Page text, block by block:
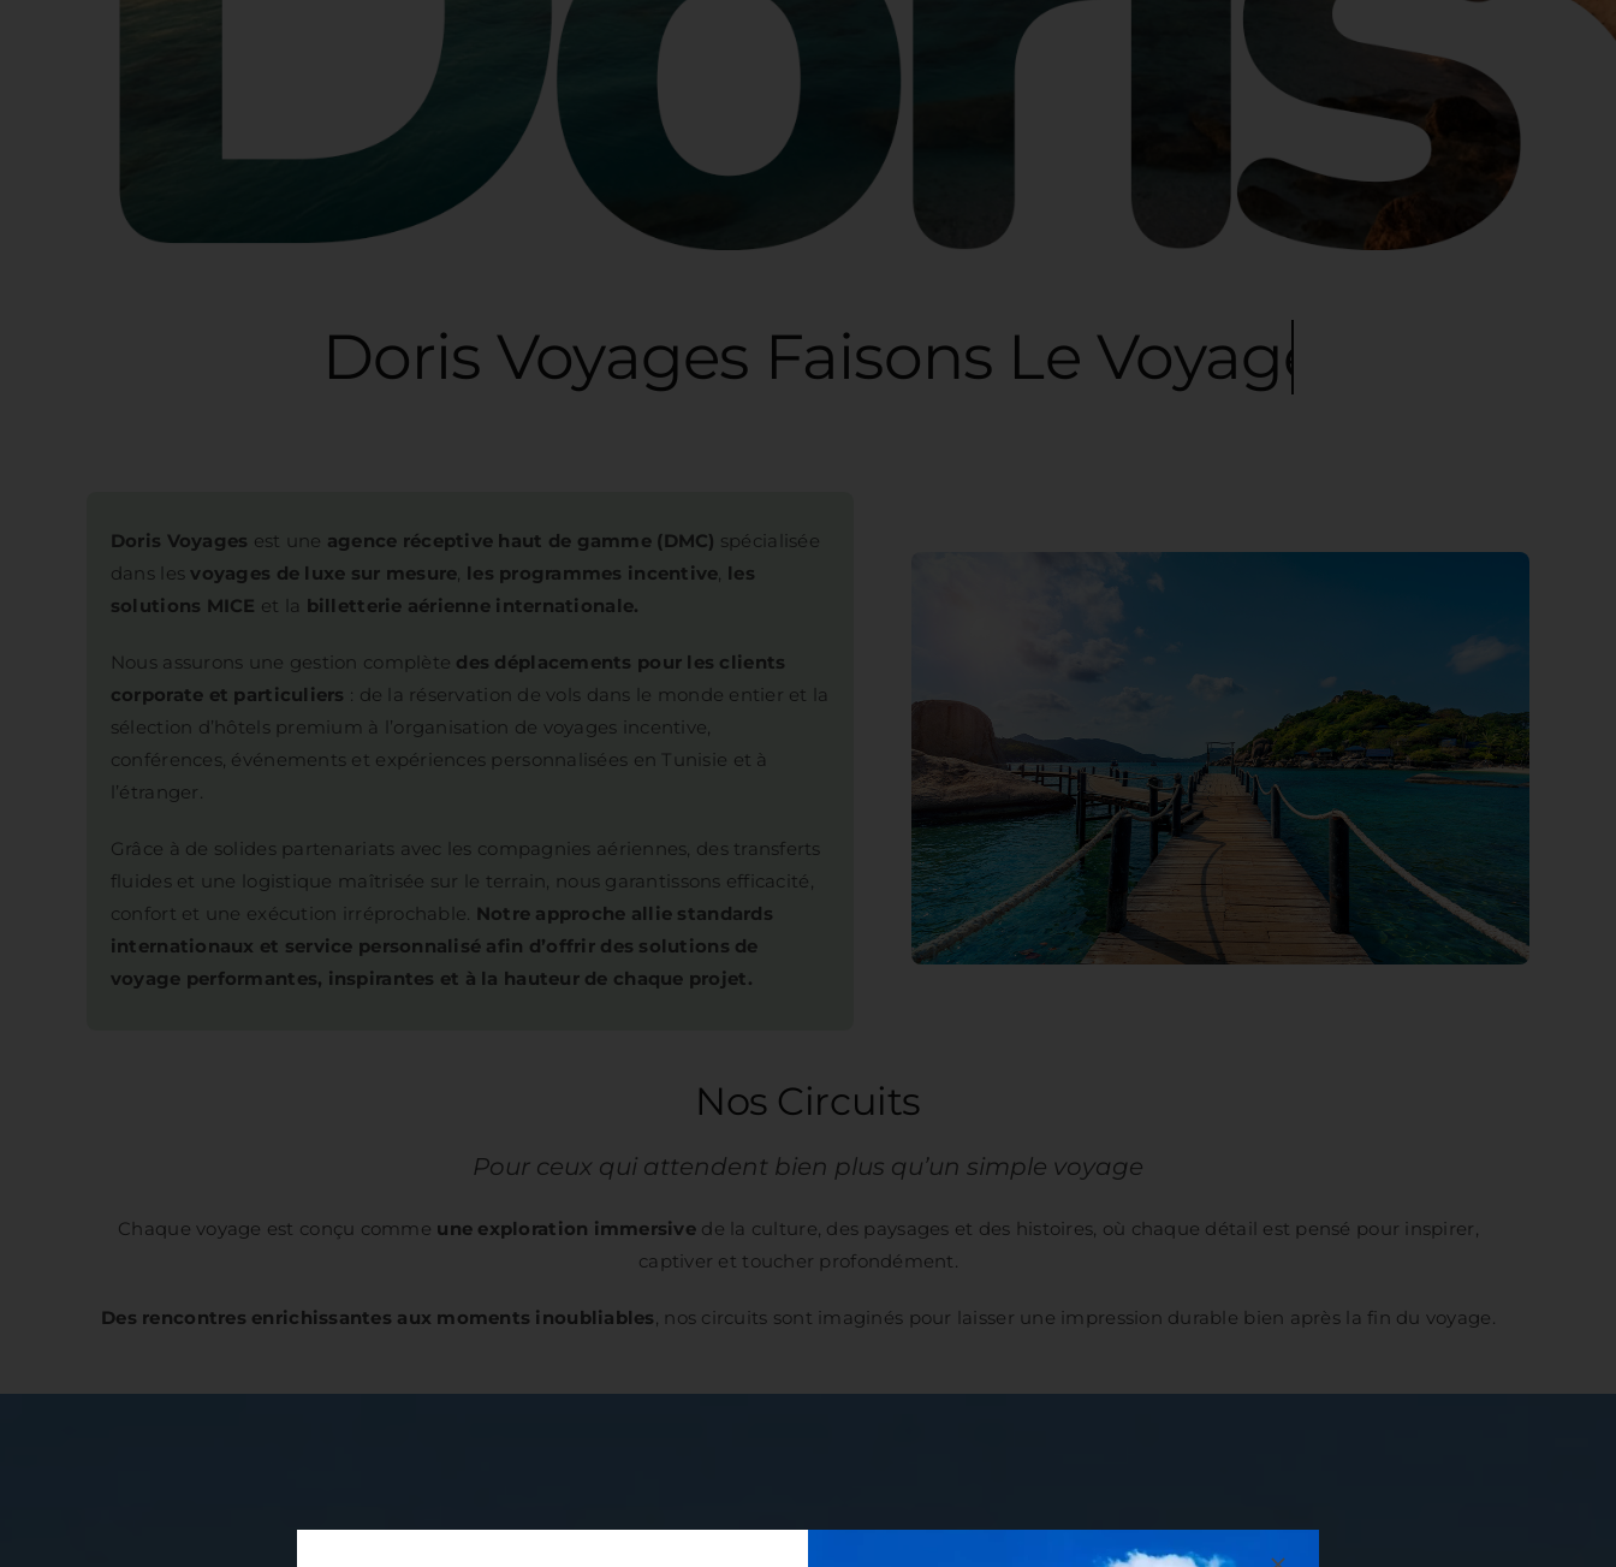
Doris Voyages
Doris Voyages est une agence réceptive haut de gamme (DMC) spécialisée
dans lesvoyages de luxe sur mesure, les programmes incentive, les
solutions MICE et la billetterie aérienne internationale.
Nous assurons une gestion complète des déplacements pour les clients
corporate et particuliers : de la réservation de vols dans le monde entier et la
sélection d’hôtels premium à l’organisation de voyages incentive,
conférences, événements et expériences personnalisées en Tunisie et à
l’étranger.
Grâce à de solides partenariats avec les compagnies aériennes, des transferts
fluides et une logistique maîtrisée sur le terrain, nous garantissons efficacité,
confort et une exécution irréprochable. Notre approche allie standards
internationaux et service personnalisé afin d’offrir des solutions de
voyage performantes, inspirantes et à la hauteur de chaque projet.
Nos Circuits
Pour ceux qui attendent bien plus qu’un simple voyage
Chaque voyage est conçu comme une exploration immersive de la culture, des paysages et des histoires, où chaque détail est pensé pour inspirer,
captiver et toucher profondément.
Des rencontres enrichissantes aux moments inoubliables, nos circuits sont imaginés pour laisser une impression durable bien après la fin du voyage.